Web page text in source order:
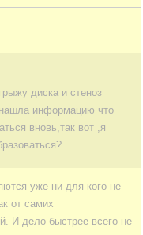
диска и стеноз
информацию что
вновь,так вот ,я
уже ни для кого не
от самих
И дело быстрее всего не